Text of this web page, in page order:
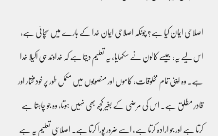
اصلاحی ایمان کیا ہے؟ چونکہ اصلاحی ایمان خدا کے بارے میں سچائی ہے،
اس لیے یہ، جیسے کالون نے سکھایا، یہ تعلیم دیتا ہے کہ خداوند ہی اکیلا خدا
ہے۔ وہ اپنی تمام مخلوقات، کاموں اور منصوبوں میں مکمل طور پر خودمختار اور
قادرِ مطلق ہے۔ اس کی مرضی کے بغیر کچھ بھی نہیں ہوتا، وہ جو چاہتا ہے
کرتا ہے اور جو ارادہ کرتا ہے، اسے ضرور پورا کرتا ہے۔ اصلاحی تعلیم یہ ہے